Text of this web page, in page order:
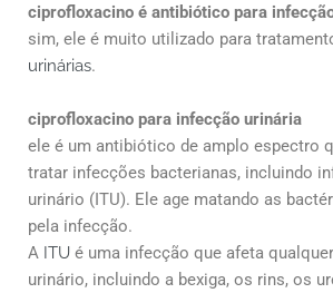
ciprofloxacino é antibiótico para
sim, ele é muito utilizado para
urinárias.
ciprofloxacino para infecção urinária
ele é um antibiótico de amplo espectro
tratar infecções bacterianas, incluindo
urinário (ITU). Ele age matando as
pela infecção.
A ITU é uma infecção que afeta
urinário, incluindo a bexiga, os rins, os